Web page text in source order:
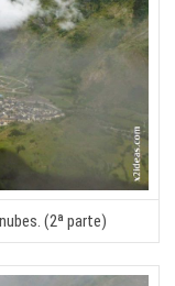
(2ª parte)